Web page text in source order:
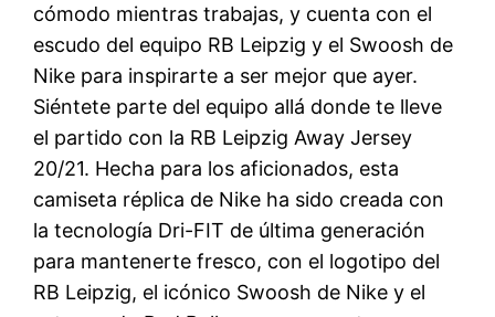
cómodo mientras trabajas, y cuenta con el
escudo del equipo RB Leipzig y el Swoosh de
Nike para inspirarte a ser mejor que ayer.
Siéntete parte del equipo allá donde te lleve
el partido con la RB Leipzig Away Jersey
20/21. Hecha para los aficionados, esta
camiseta réplica de Nike ha sido creada con
la tecnología Dri-FIT de última generación
para mantenerte fresco, con el logotipo del
RB Leipzig, el icónico Swoosh de Nike y el